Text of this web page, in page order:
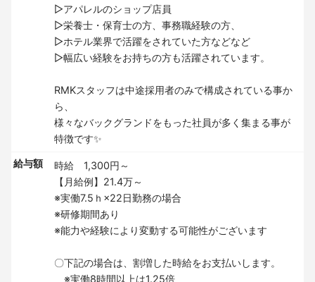
▷アパレルのショップ店員
▷栄養士・保育士の方、事務職経験の方、
▷ホテル業界で活躍をされていた方などなど
▷幅広い経験をお持ちの方も活躍されています。
RMKスタッフは中途採用者のみで構成されている事か
ら、
様々なバックグランドをもった社員が多く集まる事が
特徴です✨
給与額
時給 1,300円～
【月給例】21.4万～
※実働7.5ｈ×22日勤務の場合
※研修期間あり
※能力や経験により変動する可能性がございます
〇下記の場合は、割増した時給をお支払いします。
※実働8時間以上は1.25倍